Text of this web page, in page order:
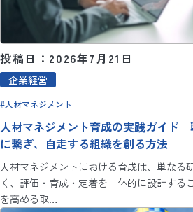
投稿日：2026年7月21日
企業経営
人材マネジメント
人材マネジメント育成の実践ガイド
に繋ぎ、自走する組織を創る方法
人材マネジメントにおける育成は、単なる
く、評価・育成・定着を一体的に設計する
を高める取…